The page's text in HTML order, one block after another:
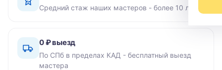
Средний стаж наших мастеров - более 10 лет
0 ₽ выезд
По СПб в пределах КАД - бесплатный выезд
мастера